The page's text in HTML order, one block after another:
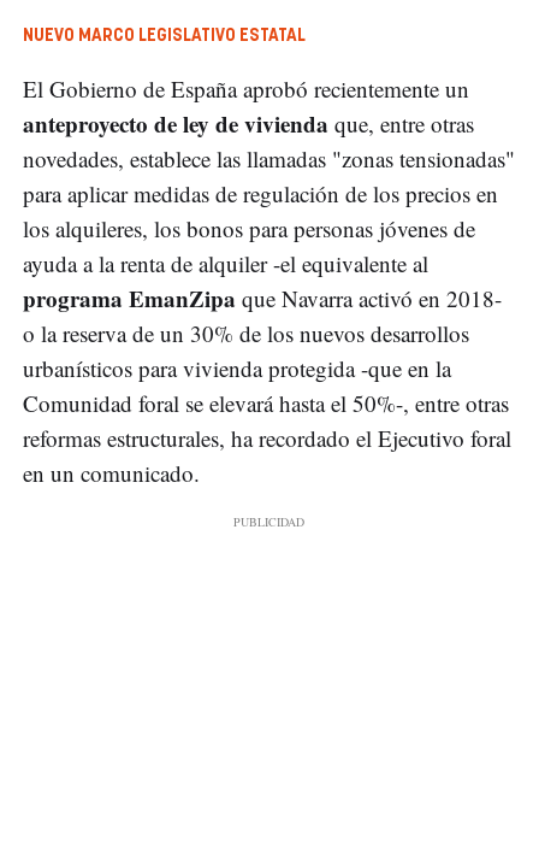
NUEVO MARCO LEGISLATIVO ESTATAL
El Gobierno de España aprobó recientemente un
anteproyecto de ley de vivienda que, entre otras
novedades, establece las llamadas "zonas tensionadas"
para aplicar medidas de regulación de los precios en
los alquileres, los bonos para personas jóvenes de
ayuda a la renta de alquiler -el equivalente al
programa EmanZipa que Navarra activó en 2018-
o la reserva de un 30% de los nuevos desarrollos
urbanísticos para vivienda protegida -que en la
Comunidad foral se elevará hasta el 50%-, entre otras
reformas estructurales, ha recordado el Ejecutivo foral
en un comunicado.